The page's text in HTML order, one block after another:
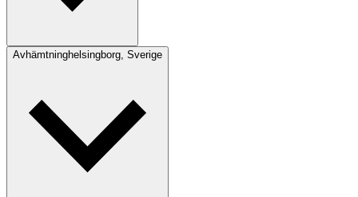
Avhämtninghelsingborg, Sverige